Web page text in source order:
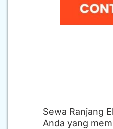
Sewa Ranjang
Anda yang